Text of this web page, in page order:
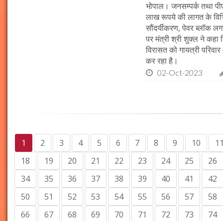
भोपाल। जनसम्पर्क तथा
लाख रूपये की लागत के
सौंदर्यीकरण, पेवर ब्लॉक
पर मंत्री श्री शुक्ल ने कहा
विरासत को गायत्री
कर रहा है।
02-Oct-2023
1 2 3 4 5 6 7 8 9 10
18
19 20 21 22 23 24 25
26
34
35 36 37 38 39 40 41
42
50
51 52 53 54 55 56 57
58
66
67 68 69 70 71 72 73
74